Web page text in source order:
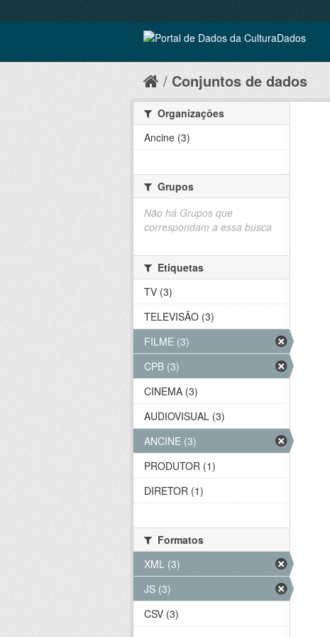
Conjuntos de dados
Organizações
Ancine (3)
Grupos
Não há Grupos que
correspondam a essa busca
Etiquetas
TV (3)
TELEVISÃO (3)
FILME (3)
CPB (3)
CINEMA (3)
AUDIOVISUAL (3)
ANCINE (3)
PRODUTOR (1)
DIRETOR (1)
Formatos
XML (3)
JS (3)
CSV (3)